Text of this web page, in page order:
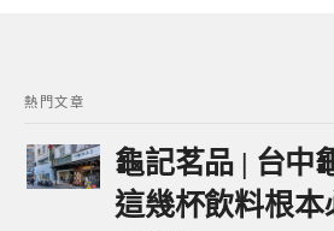
熱門文章
龜記茗品 | 台中
這幾杯飲料根本